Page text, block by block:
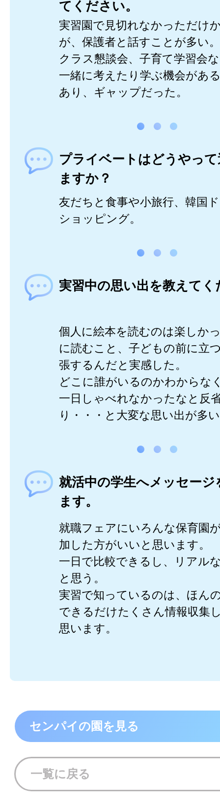
てください。
実習園で見切れなかっただけ
が、保護者と話すことが多い。
クラス懇談会、子育て学習会
一緒に考えたり学ぶ機会があ
あり、ギャップだった。
プライベートはどうやっ
ますか？
友だちと食事や小旅行、韓国
ショッピング。
実習中の思い出を教えてく
個人に絵本を読むのは楽しか
に読むこと、子どもの前に立
張するんだと実感した。
どこに誰がいるのかわからな
一日しゃべれなかったなと反
り・・・と大変な思い出が多
就活中の学生へメッセージ
ます。
就職フェアにいろんな保育園
加した方がいいと思います。
一日で比較できるし、リアル
と思う。
実習で知っているのは、ほん
できるだけたくさん情報収集
思います。
センパイの園を見る
一覧に戻る